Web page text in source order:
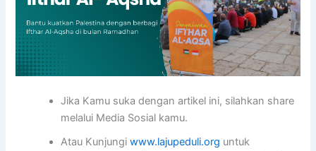
Jika Kamu suka dengan artikel ini, silahkan share
melalui Media Sosial kamu.
Atau Kunjungiwww.lajupeduli.org untuk